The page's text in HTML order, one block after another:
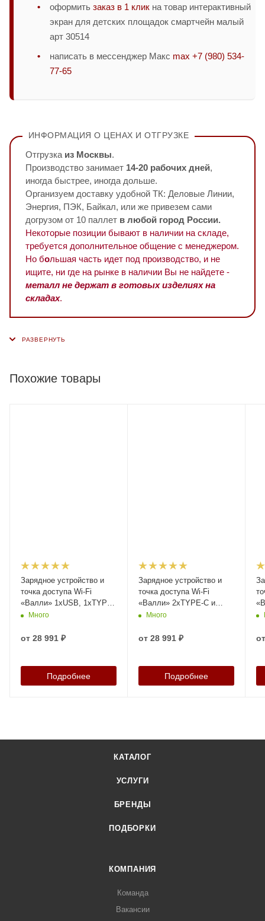
оформить заказ в 1 клик на товар интерактивный
экран для детских площадок смартчейн малый
арт 30514
написать в мессенджер Макс max +7 (980) 534-
77-65
ИНФОРМАЦИЯ О ЦЕНАХ И ОТГРУЗКЕ
Отгрузка из Москвы.
Производство занимает 14-20 рабочих дней,
иногда быстрее, иногда дольше.
Организуем доставку удобной ТК: Деловые Линии,
Энергия, ПЭК, Байкал, или же привезем сами
догрузом от 10 паллет в любой город России.
Некоторые позиции бывают в наличии на складе,
требуется дополнительное общение с менеджером.
Но большая часть идет под производство, и не
ищите, ни где на рынке в наличии Вы не найдете -
металл не держат в готовых изделиях на
складах.
Похожие товары
Зарядное устройство и
точка доступа Wi-Fi
«Валли» 1xUSB, 1xTYPE-
C, 1x220V, артикул 26348
Много
от 28 991 ₽
Подробнее
Зарядное устройство и
точка доступа Wi-Fi
«Валли» 2xTYPE-C и
1x220V, артикул 26357
Много
от 28 991 ₽
Подробнее
КАТАЛОГ
УСЛУГИ
БРЕНДЫ
ПОДБОРКИ
КОМПАНИЯ
Команда
Вакансии